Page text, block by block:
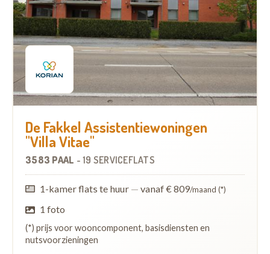
De Fakkel Assistentiewoningen
"Villa Vitae"
3583 PAAL - 19 SERVICEFLATS
1-kamer flats te huur — vanaf € 809/maand (*)
1 foto
(*) prijs voor wooncomponent, basisdiensten en
nutsvoorzieningen